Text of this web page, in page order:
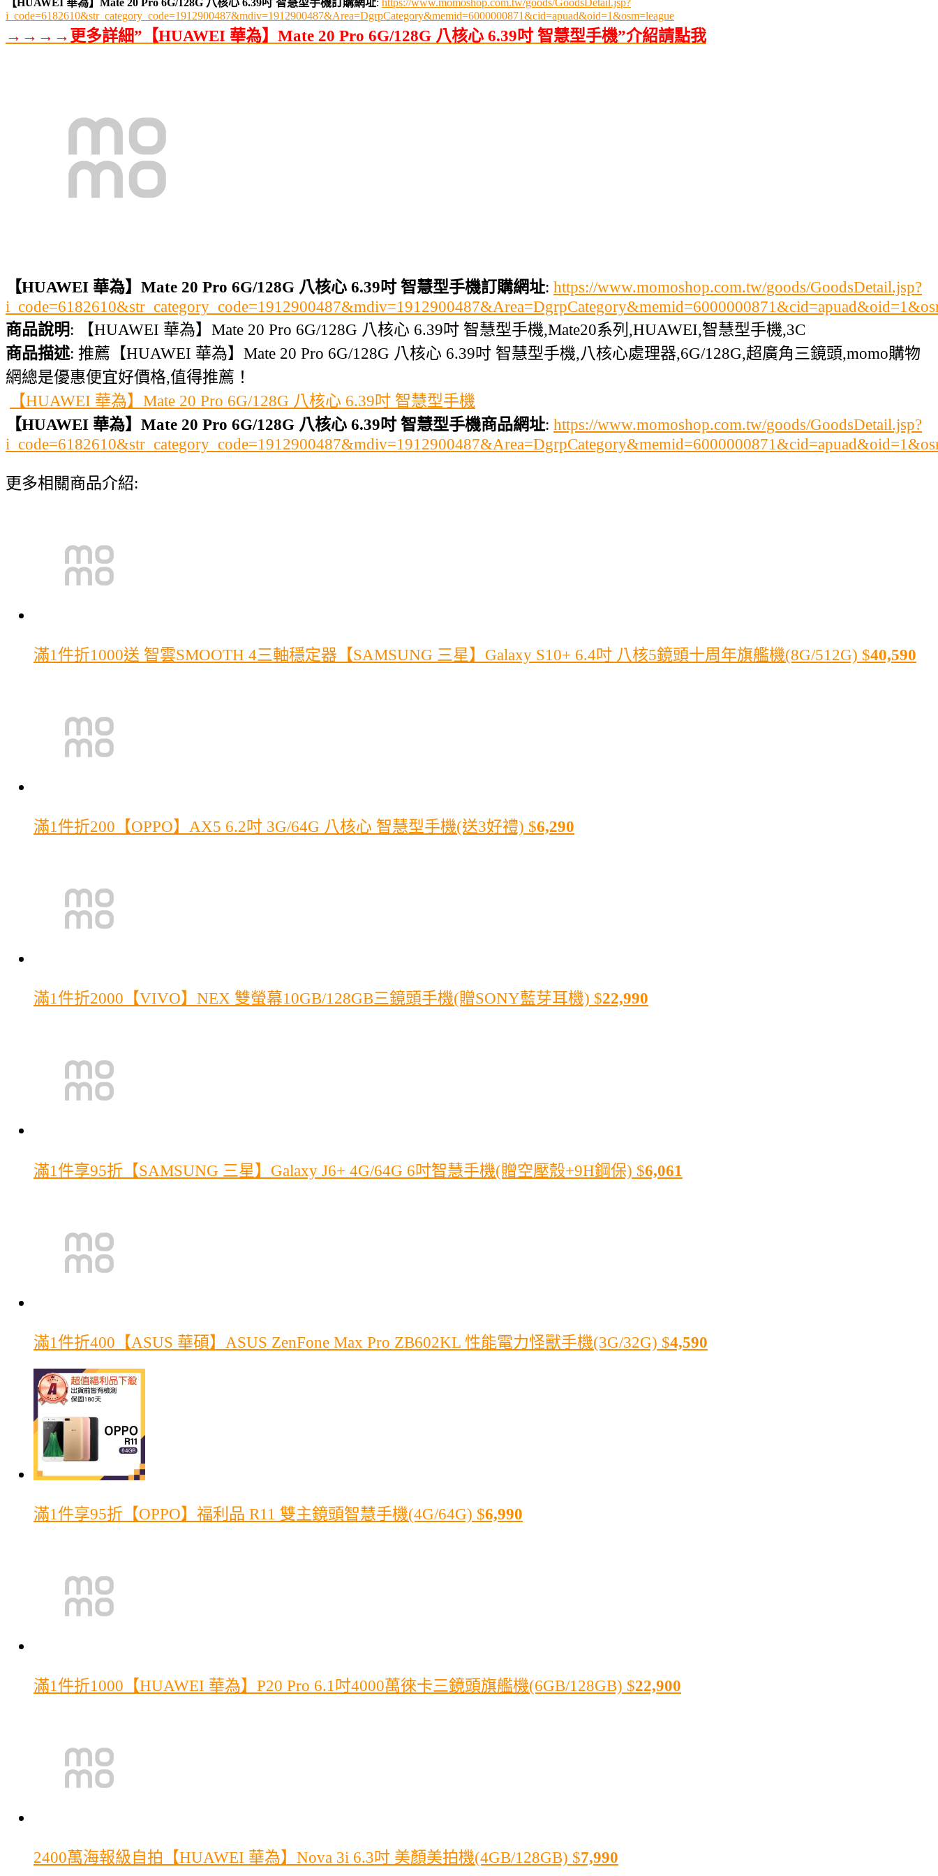
【HUAWEI 華為】Mate 20 Pro 6G/128G 八核心 6.39吋 智慧型手機訂購網址: https://www.momoshop.com.tw/goods/GoodsDetail.jsp?
i_code=6182610&str_category_code=1912900487&mdiv=1912900487&Area=DgrpCategory&memid=6000000871&cid=apuad&oid=1&osm=league
→→→→更多詳細”【HUAWEI 華為】Mate 20 Pro 6G/128G 八核心 6.39吋 智慧型手機”介紹請點我
【HUAWEI 華為】Mate 20 Pro 6G/128G 八核心 6.39吋 智慧型手機訂購網址: https://www.momoshop.com.tw/goods/GoodsDetail.jsp?
商品說明: 【HUAWEI 華為】Mate 20 Pro 6G/128G 八核心 6.39吋 智慧型手機,Mate20系列,HUAWEI,智慧型手機,3C
商品描述: 推薦【HUAWEI 華為】Mate 20 Pro 6G/128G 八核心 6.39吋 智慧型手機,八核心處理器,6G/128G,超廣角三鏡頭,momo購物
網總是優惠便宜好價格,值得推薦！
【HUAWEI 華為】Mate 20 Pro 6G/128G 八核心 6.39吋 智慧型手機
【HUAWEI 華為】Mate 20 Pro 6G/128G 八核心 6.39吋 智慧型手機商品網址: https://www.momoshop.com.tw/goods/GoodsDetail.jsp?
更多相關商品介紹:
滿1件折1000送 智雲SMOOTH 4三軸穩定器【SAMSUNG 三星】Galaxy S10+ 6.4吋 八核5鏡頭十周年旗艦機(8G/512G) $40,590
滿1件折200 【OPPO】AX5 6.2吋 3G/64G 八核心 智慧型手機(送3好禮) $6,290
滿1件折2000 【VIVO】NEX 雙螢幕10GB/128GB三鏡頭手機(贈SONY藍芽耳機) $22,990
滿1件享95折 【SAMSUNG 三星】Galaxy J6+ 4G/64G 6吋智慧手機(贈空壓殼+9H鋼保) $6,061
滿1件折400 【ASUS 華碩】ASUS ZenFone Max Pro ZB602KL 性能電力怪獸手機(3G/32G) $4,590
滿1件享95折 【OPPO】福利品 R11 雙主鏡頭智慧手機(4G/64G) $6,990
滿1件折1000 【HUAWEI 華為】P20 Pro 6.1吋4000萬徠卡三鏡頭旗艦機(6GB/128GB) $22,900
2400萬海報級自拍 【HUAWEI 華為】Nova 3i 6.3吋 美顏美拍機(4GB/128GB) $7,990